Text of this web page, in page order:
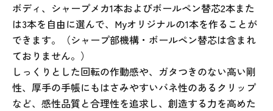
ボディ、シャープメカ1本およびボールペン替芯2本また
は3本を自由に選んで、Myオリジナルの1本を作ることが
できます。（シャープ部機構・ボールペン替芯は含まれ
ておりません。）
しっくりとした回転の作動感や、ガタつきのない高い剛
性、厚手の手帳にもはさみやすいバネ性のあるクリップ
など、感性品質と合理性を追求し、創造する力を高めた